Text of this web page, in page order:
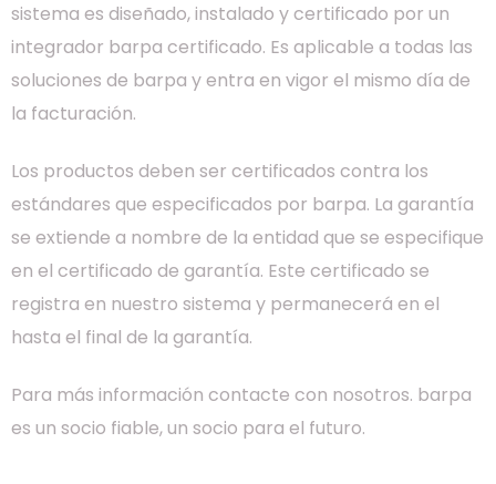
sistema es diseñado, instalado y certificado por un
integrador barpa certificado. Es aplicable a todas las
soluciones de barpa y entra en vigor el mismo día de
la facturación.
Los productos deben ser certificados contra los
estándares que especificados por barpa. La garantía
se extiende a nombre de la entidad que se especifique
en el certificado de garantía. Este certificado se
registra en nuestro sistema y permanecerá en el
hasta el final de la garantía.
Para más información contacte con nosotros. barpa
es un socio fiable, un socio para el futuro.